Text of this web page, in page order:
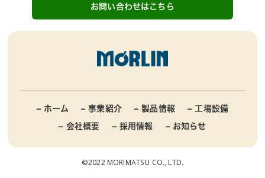
お問い合わせはこちら
– ホーム – 事業紹介 – 製品情報 – 工場設備
– 会社概要 – 採用情報 – お知らせ
©2022 MORIMATSU CO., LTD.